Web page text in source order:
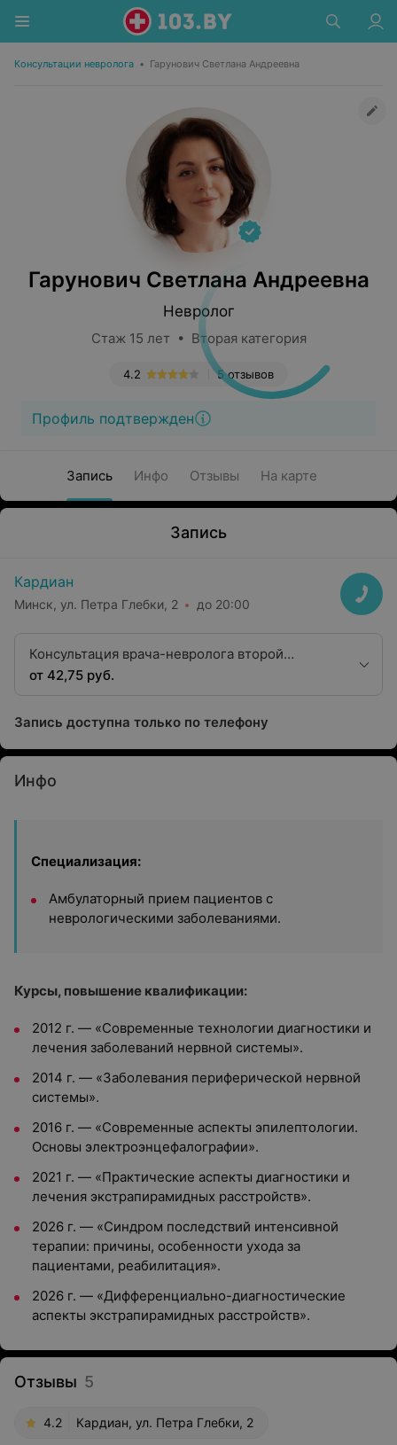
Консультации невролога • Гарунович Светлана Андреевна
Гарунович Светлана Андреевна
Невролог
Стаж 15 лет • Вторая категория
5 отзывов
4.2
Профиль подтвержден
Запись Инфо Отзывы На карте
Запись
Кардиан
Минск, ул. Петра Глебки, 2 до 20:00
Консультация врача-невролога второй
квалификационной категории
от 42,75 руб.
Запись доступна только по телефону
Инфо
Специализация:
Амбулаторный прием пациентов с
неврологическими заболеваниями.
Курсы, повышение квалификации:
2012 г. — «Современные технологии диагностики и
лечения заболеваний нервной системы».
2014 г. — «Заболевания периферической нервной
системы».
2016 г. — «Современные аспекты эпилептологии.
Основы электроэнцефалографии».
2021 г. — «Практические аспекты диагностики и
лечения экстрапирамидных расстройств».
2026 г. — «Синдром последствий интенсивной
терапии: причины, особенности ухода за
пациентами, реабилитация».
2026 г. — «Дифференциально-диагностические
аспекты экстрапирамидных расстройств».
Отзывы 5
4.2 Кардиан, ул. Петра Глебки, 2